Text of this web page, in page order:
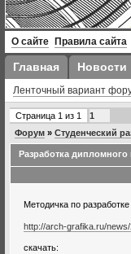
О сайте Правила сайта
Главная Новости
Ленточный вариант
Страница 1 из 1
1
Форум » Студенческий
Разработка дипломного
Методичка по
http://arch-grafika.ru/
скачать: